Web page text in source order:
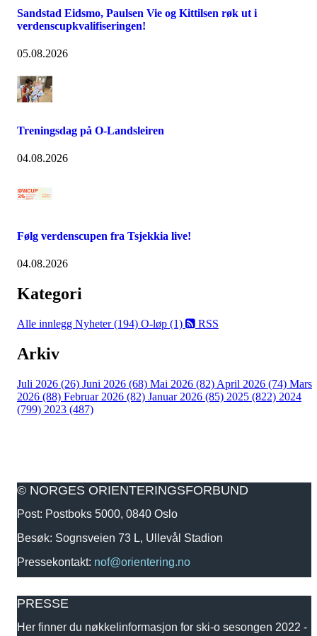
Sandstad Eidsmo, Paulsen Vie og Kittilsen røk ut i
verdenscupkvalifiseringen!
05.08.2026
Treningsdag på O-Landsleiren
04.08.2026
Følg verdenscupen fra Tsjekkia live!
04.08.2026
Kategori
Alle innlegg Nyheter (194) O-løp (1) RSS
Arkiv
Juli 2026 (26) Juni 2026 (68) Mai 2026 (82) April 2026 (74) Mars
2026 (88) Februar 2026 (82) Januar 2026 (85) 2025 (822) 2024
(799) 2023 (487)
© NORGES ORIENTERINGSFORBUND
Post: Postboks 5000, 0840 Oslo
Besøk: Sognsveien 73 L, Ullevål Stadion
Pressekontakt: nof@orientering.no
PRESSE
Her finner du nøkkelinformasjon for ski-o sesongen 2022 -